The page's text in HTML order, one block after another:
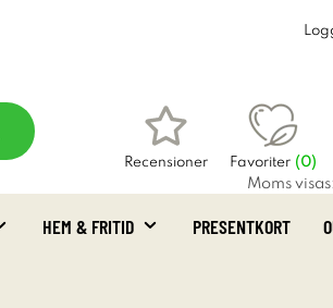
Recensioner Favoriter (0)
Moms visas:
HEM & FRITID PRESENTKORT